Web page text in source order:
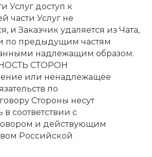
Услуг доступ к
части Услуг не
и Заказчик удаляется из Чата,
по предыдущим частям
надлежащим образом.
СТОРОН
или ненадлежащее
по
Стороны несут
в соответствии с
и действующим
Российской